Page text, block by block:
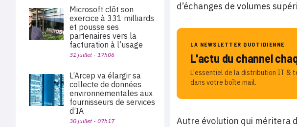
d’échanges de volumes
LA NEWSLETTER QUOTIDIENNE
L'actu du channel
L'essentiel de la distribution IT &
dans votre boîte mail.
Autre évolution qui méritera
Microsoft clôt son
exercice à 331 milliards
et pousse ses
partenaires vers la
facturation à l’usage
31 juillet - 17h06
L’Arcep va élargir sa
collecte de données
environnementales aux
fournisseurs de services
d’IA
30 juillet - 07h17